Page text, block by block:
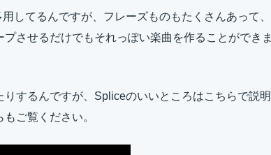
してるんですが、フレーズものもたくさんあって、
させるだけでもそれっぽい楽曲を作ることができま
するんですが、Spliceのいいところはこちらで説明
ご覧ください。